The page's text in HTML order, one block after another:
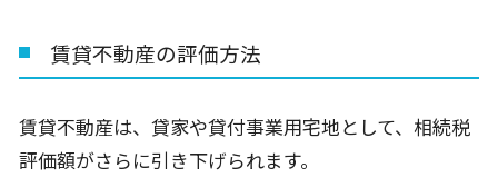
賃貸不動産の評価方法
賃貸不動産は、貸家や貸付事業用宅地として、相続税
評価額がさらに引き下げられます。